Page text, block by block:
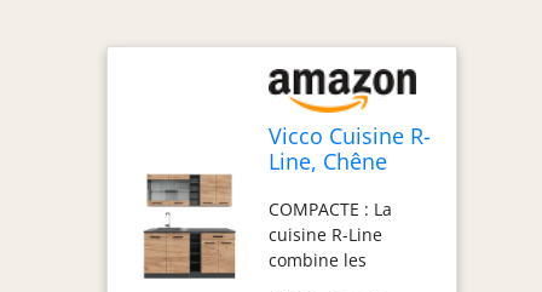
Vicco Cuisine R-
Line, Chêne
160cm
COMPACTE : La
cuisine R-Line
combine les